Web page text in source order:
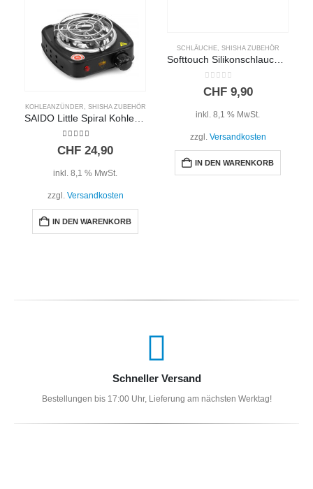
KOHLEANZÜNDER SHISHA ZUBEHÖR
4.00out of 5
CHF 24,90
inkl. 8,1 % MwSt.
zzgl. Versandkosten
IN DEN WARENKORB
SCHLÄUCHE, SHISHA ZUBEHÖR
0out of 5
CHF9,90
inkl. 8,1 % MwSt.
zzgl. Versandkosten
IN DEN WARENKORB
Schneller Versand
Bestellungen bis 17:00 Uhr, Lieferung am nächsten Werktag!